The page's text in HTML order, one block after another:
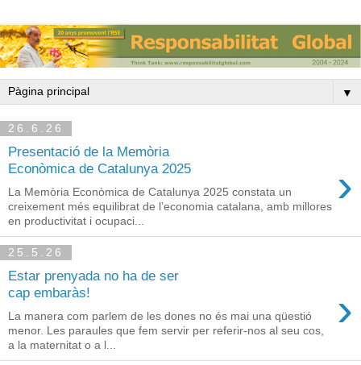
▼
26.6.26
Presentació de la Memòria
Econòmica de Catalunya 2025
›
La Memòria Econòmica de Catalunya 2025 constata un
creixement més equilibrat de l’economia catalana, amb millores
en productivitat i ocupaci...
25.5.26
Estar prenyada no ha de ser
cap embaràs!
›
La manera com parlem de les dones no és mai una qüestió
menor. Les paraules que fem servir per referir-nos al seu cos,
a la maternitat o a l...